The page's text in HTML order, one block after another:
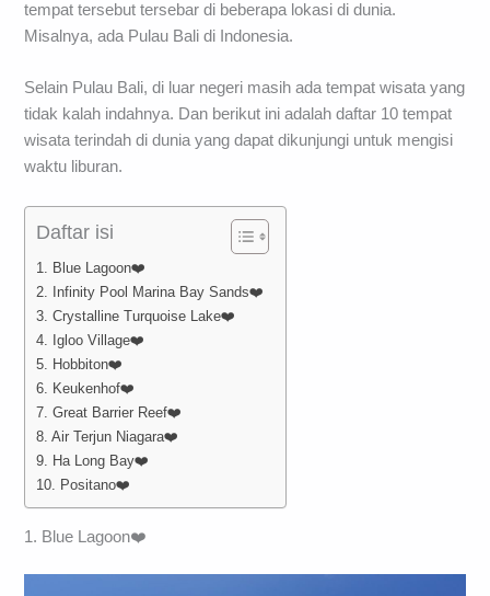
tempat tersebut tersebar di beberapa lokasi di dunia.
Misalnya, ada Pulau Bali di Indonesia.
Selain Pulau Bali, di luar negeri masih ada tempat wisata yang
tidak kalah indahnya. Dan berikut ini adalah daftar 10 tempat
wisata terindah di dunia yang dapat dikunjungi untuk mengisi
waktu liburan.
Daftar isi
1. Blue Lagoon❤️
2. Infinity Pool Marina Bay Sands❤️
3. Crystalline Turquoise Lake❤️
4. Igloo Village❤️
5. Hobbiton❤️
6. Keukenhof❤️
7. Great Barrier Reef❤️
8. Air Terjun Niagara❤️
9. Ha Long Bay❤️
10. Positano❤️
1. Blue Lagoon❤️